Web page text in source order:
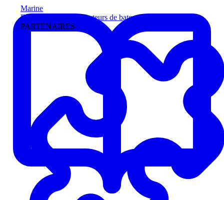
Marine
Faites avancer les acheteurs de bateau
PARTENAIRES